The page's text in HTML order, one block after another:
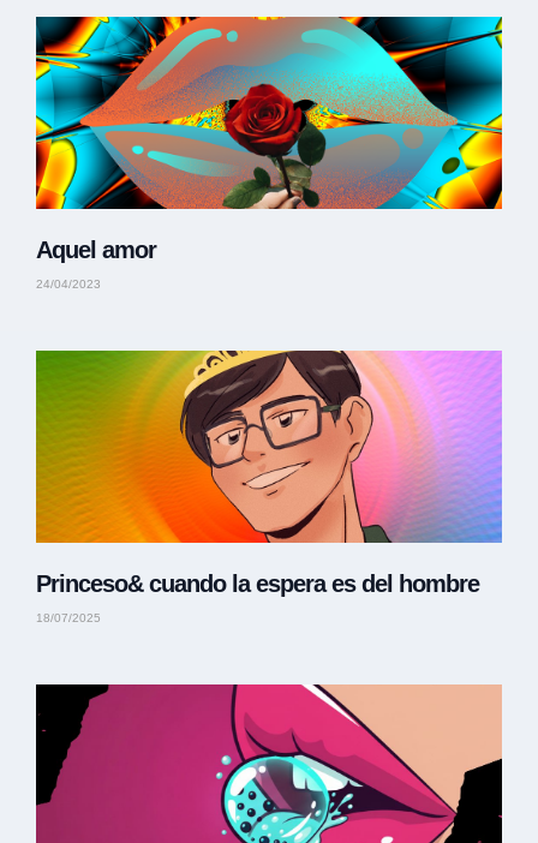
Aquel amor
24/04/2023
Princeso& cuando la espera es del hombre
18/07/2025